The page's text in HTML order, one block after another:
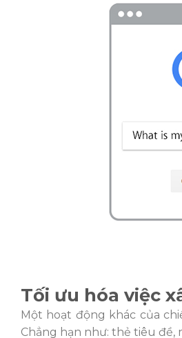
Tối ưu hóa việc
Một hoạt động khác của
Chẳng hạn như: thẻ tiêu đề,